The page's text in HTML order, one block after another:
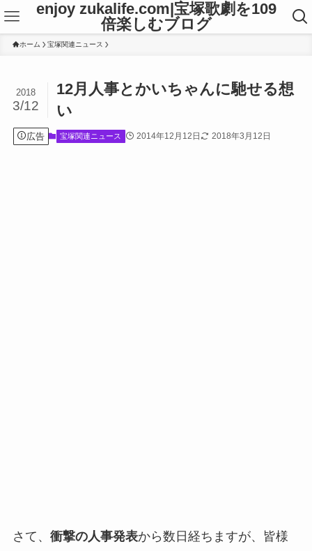
enjoy zukalife.com|宝塚歌劇を109
倍楽しむブログ
ホーム 宝塚関連ニュース
12月人事とかいちゃんに馳せる想
い
2018
3/12
広告 宝塚関連ニュース 2014年12月12日 2018年3月12日
さて、 衝撃の人事発表から数日経ちますが、皆様